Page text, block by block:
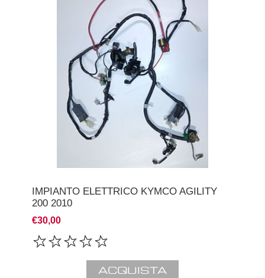
IMPIANTO ELETTRICO KYMCO AGILITY
200 2010
€30,00